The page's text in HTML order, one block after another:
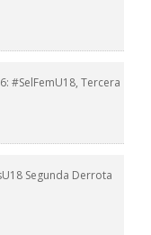
#SelFemU18, Tercera
Segunda Derrota